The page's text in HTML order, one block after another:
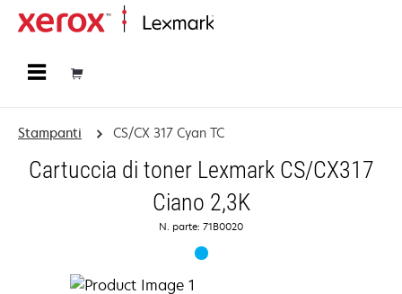
Stampanti CS/CX 317 Cyan TC
Cartuccia di toner Lexmark CS/CX317
Ciano 2,3K
N. parte: 71B0020